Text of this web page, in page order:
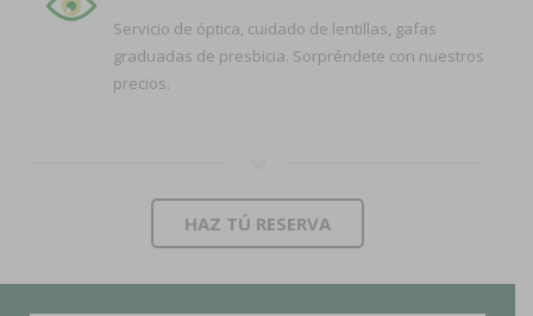
Servicio de óptica, cuidado de lentillas, gafas
graduadas de presbicia. Sorpréndete con nuestros
precios.
HAZ TÚ RESERVA